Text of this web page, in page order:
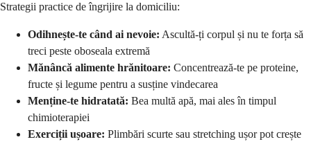
Strategii practice de îngrijire la domiciliu:
Odihnește-te când ai nevoie: Ascultă-ți corpul și nu te forța să
treci peste oboseala extremă
Mănâncă alimente hrănitoare: Concentrează-te pe proteine,
fructe și legume pentru a susține vindecarea
Menține-te hidratată: Bea multă apă, mai ales în timpul
chimioterapiei
Exerciții ușoare: Plimbări scurte sau stretching ușor pot crește